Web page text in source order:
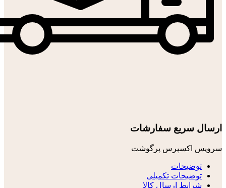
ارسال سریع سفارشات
سرویس اکسپرس پرگوشت
توضیحات
توضیحات تکمیلی
شرایط ارسال کالا